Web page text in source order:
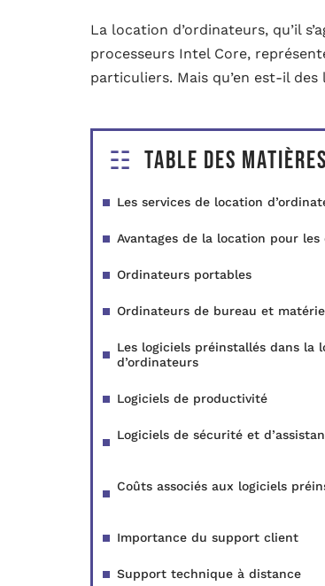
La location d’ordinateurs, qu’il
processeurs Intel Core,
particuliers. Mais qu’en est-il
Table des matières
Les services de location
Avantages de la location pour les
Ordinateurs portables
Ordinateurs de bureau et
Les logiciels préinstallés dans la
d’ordinateurs
Logiciels de productivité
Logiciels de sécurité et
Coûts associés aux logiciels
Importance du support client
Support technique à distance